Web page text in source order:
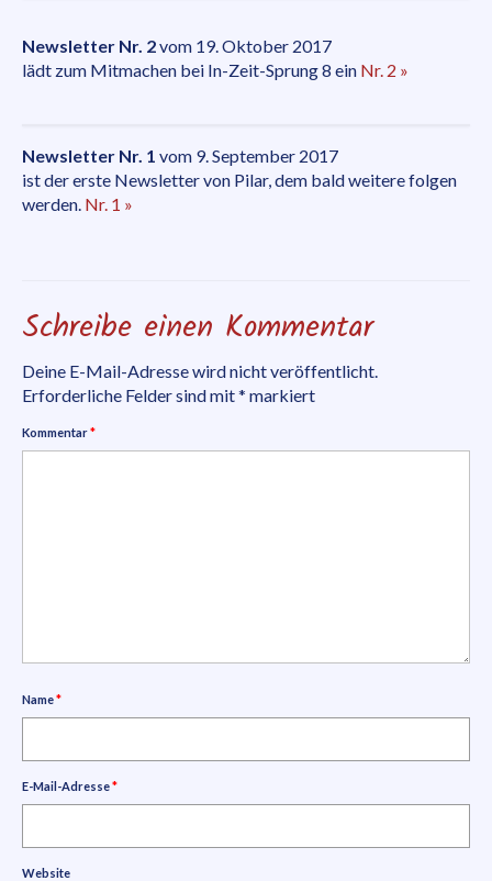
Newsletter Nr. 2vom 19. Oktober 2017
lädt zum Mitmachen bei In-Zeit-Sprung 8 ein Nr. 2 »
Newsletter Nr. 1 vom 9. September 2017
ist der erste Newsletter von Pilar, dem bald weitere folgen
werden. Nr. 1 »
Schreibe einen Kommentar
Deine E-Mail-Adresse wird nicht veröffentlicht.
Erforderliche Felder sind mit* markiert
Kommentar*
Name*
E-Mail-Adresse*
Website